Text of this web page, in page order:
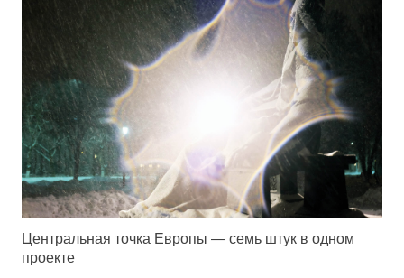
Центральная точка Европы — семь штук в одном
проекте